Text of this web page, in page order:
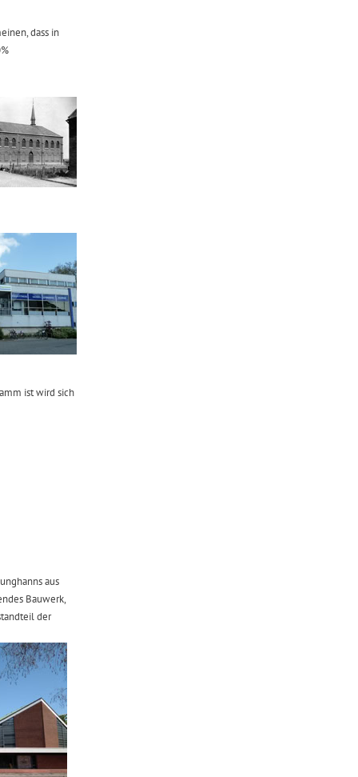
dass in
ist wird sich
aus
Bauwerk,
der